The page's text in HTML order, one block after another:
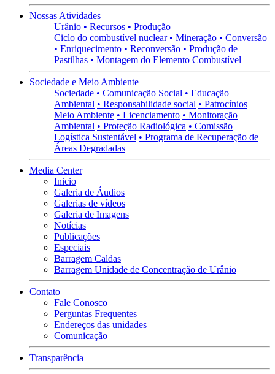
Nossas Atividades
Urânio • Recursos • Produção
Ciclo do combustível nuclear • Mineração • Conversão
• Enriquecimento • Reconversão • Produção de
Pastilhas • Montagem do Elemento Combustível
Sociedade e Meio Ambiente
Sociedade • Comunicação Social • Educação
Ambiental • Responsabilidade social • Patrocínios
Meio Ambiente • Licenciamento • Monitoração
Ambiental • Proteção Radiológica • Comissão
Logística Sustentável • Programa de Recuperação de
Áreas Degradadas
Media Center
Inicio
Galeria de Áudios
Galerias de vídeos
Galeria de Imagens
Notícias
Publicações
Especiais
Barragem Caldas
Barragem Unidade de Concentração de Urânio
Contato
Fale Conosco
Perguntas Frequentes
Endereços das unidades
Comunicação
Transparência